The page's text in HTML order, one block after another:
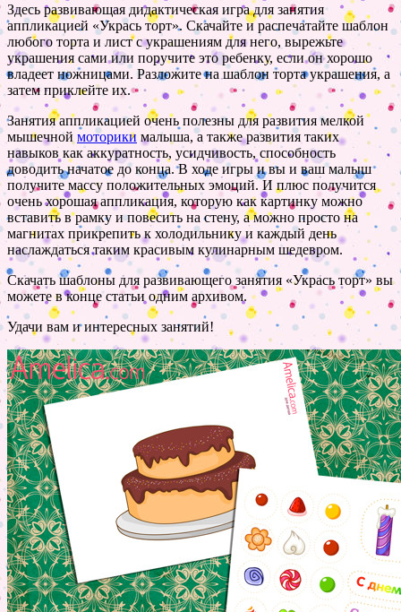
Здесь развивающая дидактическая игра для занятия
аппликацией «Укрась торт». Скачайте и распечатайте шаблон
любого торта и лист с украшениям для него, вырежьте
украшения сами или поручите это ребенку, если он хорошо
владеет ножницами. Разложите на шаблон торта украшения, а
затем приклейте их.
Занятия аппликацией очень полезны для развития мелкой
мышечной моторики малыша, а также развития таких
навыков как аккуратность, усидчивость, способность
доводить начатое до конца. В ходе игры и вы и ваш малыш
получите массу положительных эмоций. И плюс получится
очень хорошая аппликация, которую как картинку можно
вставить в рамку и повесить на стену, а можно просто на
магнитах прикрепить к холодильнику и каждый день
наслаждаться таким красивым кулинарным шедевром.
Скачать шаблоны для развивающего занятия «Укрась торт» вы
можете в конце статьи одним архивом.
Удачи вам и интересных занятий!